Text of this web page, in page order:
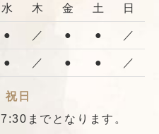
水 木 金 土 日
● ／ ● ● ／
● ／ ● ● ／
祝日
までとなります。